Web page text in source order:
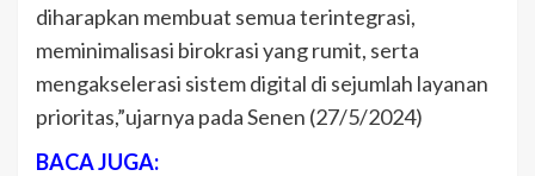
diharapkan membuat semua terintegrasi,
meminimalisasi birokrasi yang rumit, serta
mengakselerasi sistem digital di sejumlah layanan
prioritas,”ujarnya pada Senen (27/5/2024)
BACA JUGA: